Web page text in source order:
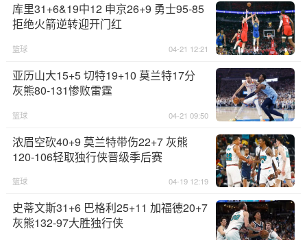
库里31+6&19中12 申京26+9 勇士95-85
拒绝火箭逆转迎开门红
篮球 04-21 12:21
亚历山大15+5 切特19+10 莫兰特17分
灰熊80-131惨败雷霆
篮球 04-21 09:50
浓眉空砍40+9 莫兰特带伤22+7 灰熊
120-106轻取独行侠晋级季后赛
篮球 04-19 12:19
史蒂文斯31+6 巴格利25+11 加福德20+7
灰熊132-97大胜独行侠